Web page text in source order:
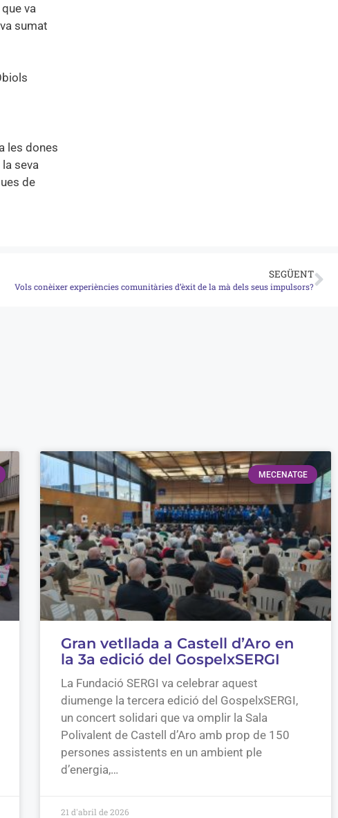
va
sumat
les dones
seva
de
SEGÜENT
Vols conèixer experiències comunitàries d’èxit de la mà dels seus impulsors?
MECENATGE
Gran vetllada a Castell d’Aro en
la 3a edició del GospelxSERGI
La Fundació SERGI va celebrar aquest
diumenge la tercera edició del GospelxSERGI,
un concert solidari que va omplir la Sala
Polivalent de Castell d’Aro amb prop de 150
persones assistents en un ambient ple
d’energia,…
21 d'abril de 2026